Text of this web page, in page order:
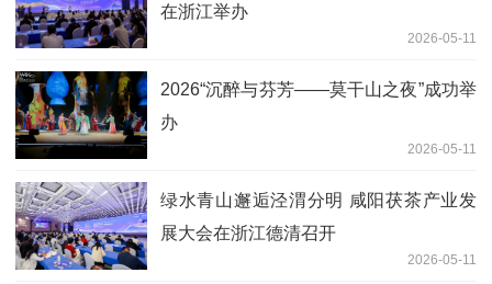
在浙江举办
2026-05-11
2026“沉醉与芬芳——莫干山之夜”成功举
办
2026-05-11
绿水青山邂逅泾渭分明 咸阳茯茶产业发
展大会在浙江德清召开
2026-05-11